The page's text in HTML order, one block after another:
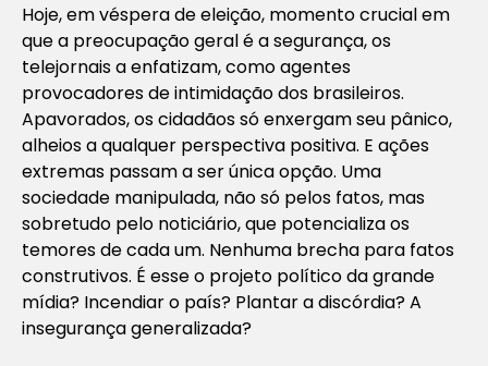
Hoje, em véspera de eleição, momento crucial em
que a preocupação geral é a segurança, os
telejornais a enfatizam, como agentes
provocadores de intimidação dos brasileiros.
Apavorados, os cidadãos só enxergam seu pânico,
alheios a qualquer perspectiva positiva. E ações
extremas passam a ser única opção. Uma
sociedade manipulada, não só pelos fatos, mas
sobretudo pelo noticiário, que potencializa os
temores de cada um. Nenhuma brecha para fatos
construtivos. É esse o projeto político da grande
mídia? Incendiar o país? Plantar a discórdia? A
insegurança generalizada?